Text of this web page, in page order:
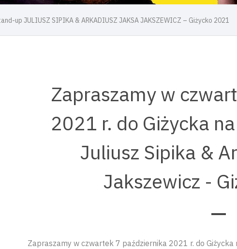
up JULIUSZ SIPIKA & ARKADIUSZ JAKSA JAKSZEWICZ – Giżycko 2021
Zapraszamy w
2021 r. do Giżycka
Juliusz Sipika &
Jakszewicz -
Zapraszamy w czwartek 7 października 2021 r. do